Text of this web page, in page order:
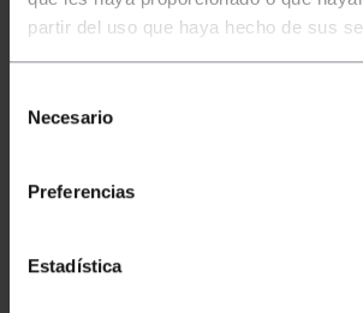
partir del uso que haya hecho de sus
Necesario
Preferencias
Estadística
drukowanych. Jest to złącze 4-
zapewnia mocowanie kabla za
Idealny do zastosowań w